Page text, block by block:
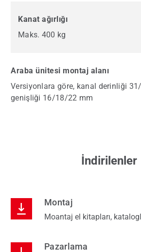
Kanat ağırlığı
Maks. 400 kg
Araba ünitesi montaj alanı
Versiyonlara göre, kanal derinliği
genişliği 16/18/22 mm
İndirilenler
Montaj
Moantaj el kitapları,
Pazarlama